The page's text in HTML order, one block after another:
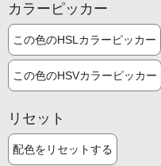
カラーピッカー
この色のHSLカラーピッカー
この色のHSVカラーピッカー
リセット
配色をリセットする